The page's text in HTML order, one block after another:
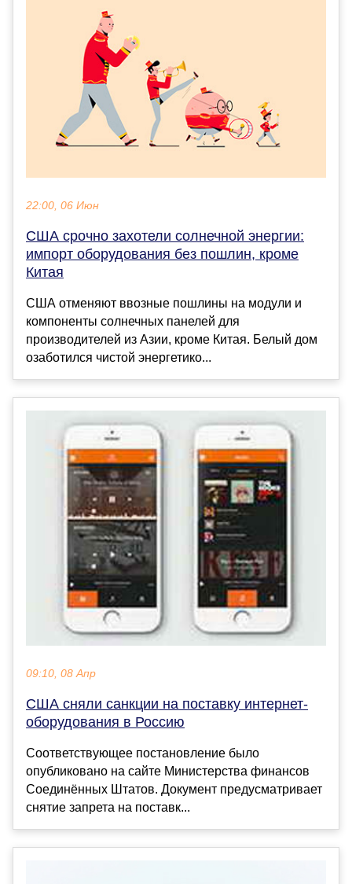
22:00, 06 Июн
США срочно захотели солнечной энергии:
импорт оборудования без пошлин, кроме
Китая
США отменяют ввозные пошлины на модули и
компоненты солнечных панелей для
производителей из Азии, кроме Китая. Белый дом
озаботился чистой энергетико...
09:10, 08 Апр
США сняли санкции на поставку интернет-
оборудования в Россию
Соответствующее постановление было
опубликовано на сайте Министерства финансов
Соединённых Штатов. Документ предусматривает
снятие запрета на поставк...